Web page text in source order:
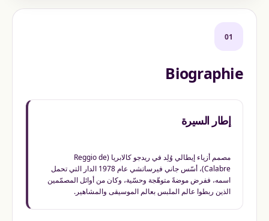
01
Biographie
إطار السيرة
مصمم أزياء إيطالي وُلِد في ريدجو كالابريا (Reggio de
Calabre)، أسّس جاني فيرساتشي عام 1978 الدار التي تحمل
اسمه، ففرض موضةً متوهّجة وحسّية، وكان من أوائل المصمّمين
الذين ربطوا عالم الملبس بعالم الموسيقى والمشاهير.